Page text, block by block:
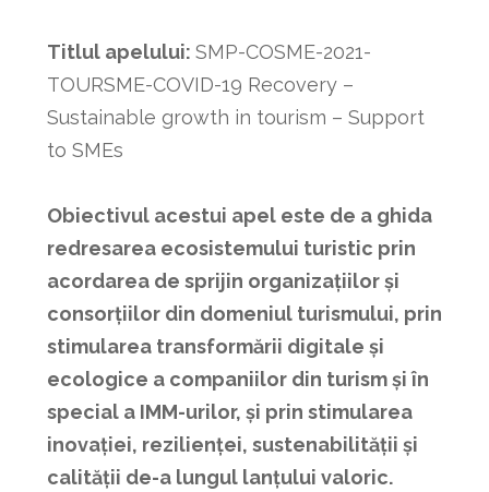
Titlul apelului: SMP-COSME-2021-
TOURSME-COVID-19 Recovery –
Sustainable growth in tourism – Support
to SMEs
Obiectivul acestui apel este de a ghida
redresarea ecosistemului turistic prin
acordarea de sprijin organizațiilor și
consorțiilor din domeniul turismului, prin
stimularea transformării digitale și
ecologice a companiilor din turism și în
special a IMM-urilor, și prin stimularea
inovației, rezilienței, sustenabilității și
calității de-a lungul lanțului valoric.